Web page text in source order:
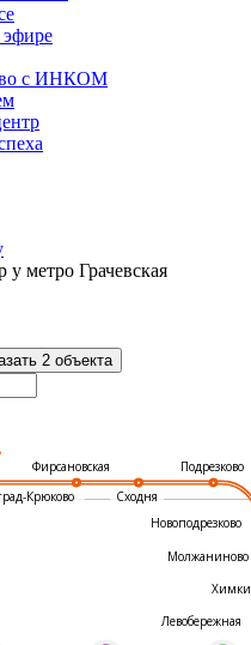
с ИНКОМ
метро Грачевская
2 объекта
Фирсановская
Сходня
Подрезково
Новоподрезково
Молжаниново
Химки
Левобережная
Крюково